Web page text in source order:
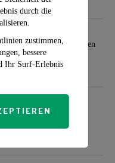
Top-Dividendenaktien
Asiens Börsen
durch die
zustimmen,
bessere
Ihr Surf-Erlebnis